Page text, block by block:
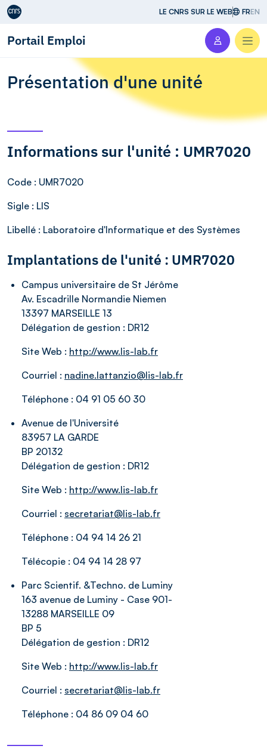
Aller au contenu LE CNRS SUR LE WEB FREN
Portail Emploi
Présentation d'une unité
Informations sur l'unité : UMR7020
Code : UMR7020
Sigle : LIS
Libellé : Laboratoire d'Informatique et des Systèmes
Implantations de l'unité : UMR7020
Campus universitaire de St Jérôme
Av. Escadrille Normandie Niemen
13397 MARSEILLE 13
Délégation de gestion : DR12
Site Web : http://www.lis-lab.fr
Courriel : nadine.lattanzio@lis-lab.fr
Téléphone : 04 91 05 60 30
Avenue de l'Université
83957 LA GARDE
BP 20132
Délégation de gestion : DR12
Site Web : http://www.lis-lab.fr
Courriel : secretariat@lis-lab.fr
Téléphone : 04 94 14 26 21
Télécopie : 04 94 14 28 97
Parc Scientif. &Techno. de Luminy
163 avenue de Luminy - Case 901-
13288 MARSEILLE 09
BP 5
Délégation de gestion : DR12
Site Web : http://www.lis-lab.fr
Courriel : secretariat@lis-lab.fr
Téléphone : 04 86 09 04 60